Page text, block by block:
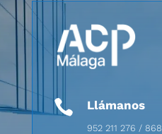
 Llámanos
952 211 276 / 868